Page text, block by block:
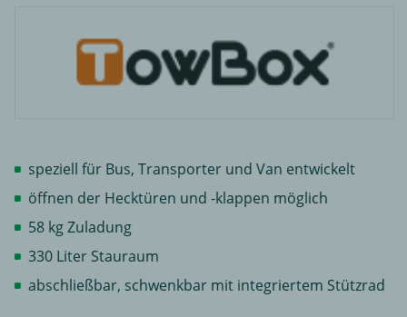
speziell für Bus, Transporter und Van entwickelt
öffnen der Hecktüren und -klappen möglich
58 kg Zuladung
330 Liter Stauraum
abschließbar, schwenkbar mit integriertem Stützrad